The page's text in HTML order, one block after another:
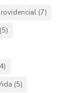
(7)
(5)
(5)